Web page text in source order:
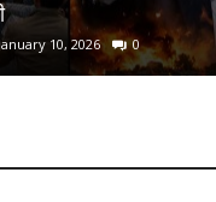
10, 2026 0